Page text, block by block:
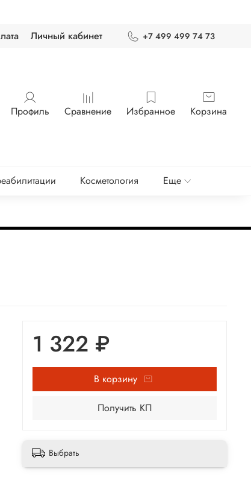
Личный кабинет +7 499 499 74 73
Профиль Сравнение Избранное Корзина
Косметология Еще
1 322 ₽
В корзину
Получить КП
Выбрать